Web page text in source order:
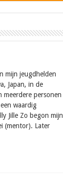
mijn jeugdhelden
Japan, in de
meerdere personen
waardig
Jille Zo begon mijn
(mentor). Later